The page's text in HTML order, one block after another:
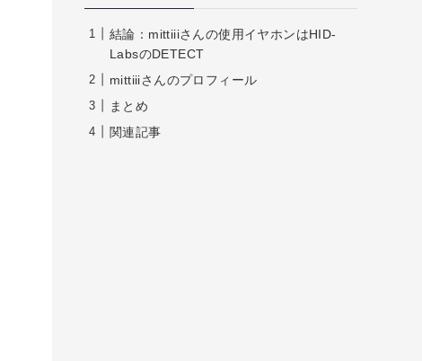
結論：mittiiiさんの使用イヤホンはHID-
LabsのDETECT
mittiiiさんのプロフィール
まとめ
関連記事